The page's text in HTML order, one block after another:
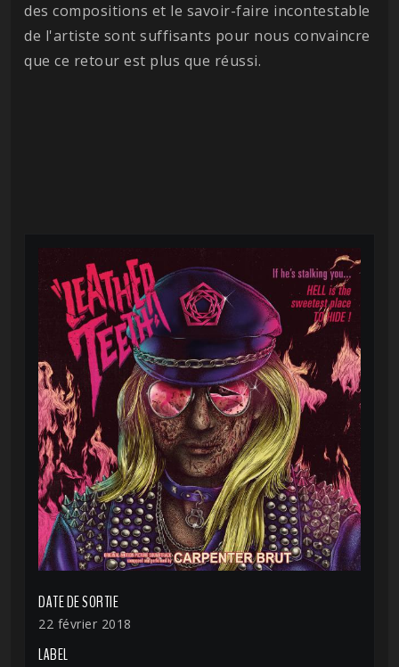
des compositions et le savoir-faire incontestable
de l'artiste sont suffisants pour nous convaincre
que ce retour est plus que réussi.
DATE DE SORTIE
22 février 2018
LABEL